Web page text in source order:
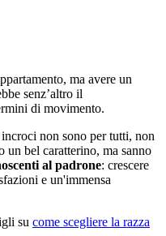
ma avere un
senz’altro il
di movimento.
non sono per tutti, non
un bel caratterino, ma sanno
al padrone: crescere
e un'immensa
su come scegliere la razza